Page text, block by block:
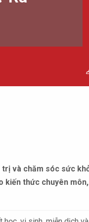
và chăm sóc sức
thức chuyên